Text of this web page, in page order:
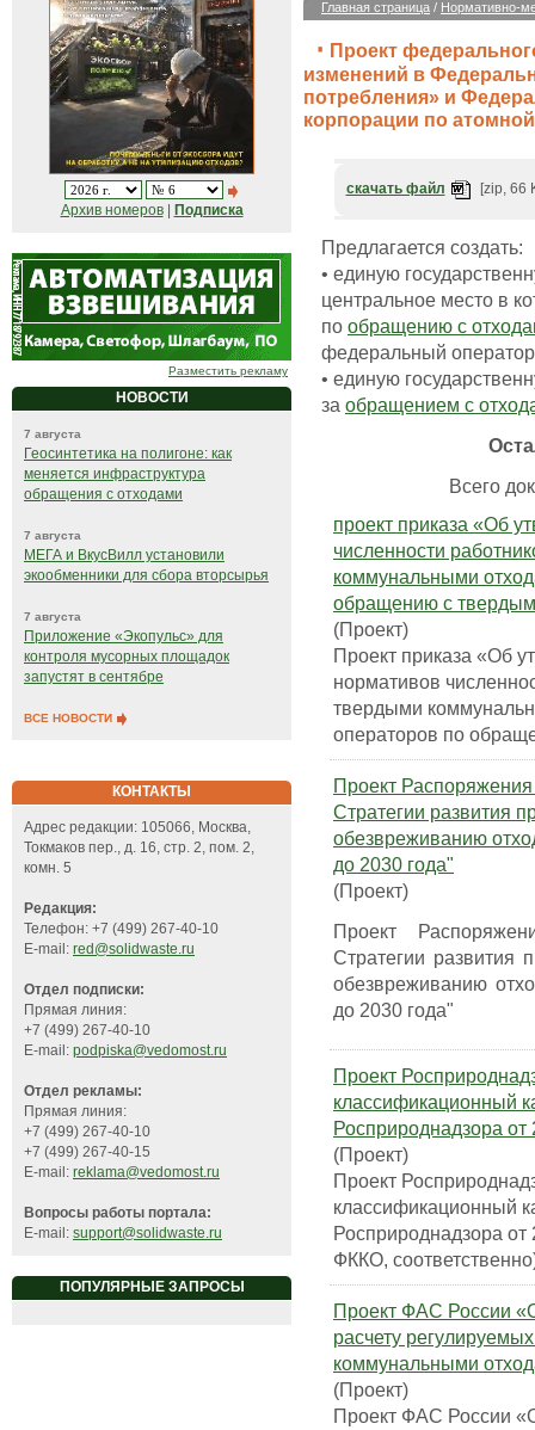
Архив номеров| Подписка
Разместить рекламу
НОВОСТИ
7 августа
Геосинтетика на полигоне: как
меняется инфраструктура
обращения с отходами
7 августа
МЕГА и ВкусВилл установили
экообменники для сбора вторсырья
7 августа
Приложение «Экопульс» для
контроля мусорных площадок
запустят в сентябре
ВСЕ НОВОСТИ
КОНТАКТЫ
Адрес редакции: 105066, Москва,
Токмаков пер., д. 16, стр. 2, пом. 2,
комн. 5
Редакция:
Телефон: +7 (499) 267-40-10
E-mail: red@solidwaste.ru
Отдел подписки:
Прямая линия:
+7 (499) 267-40-10
E-mail: podpiska@vedomost.ru
Отдел рекламы:
Прямая линия:
+7 (499) 267-40-10
+7 (499) 267-40-15
E-mail: reklama@vedomost.ru
Вопросы работы портала:
E-mail: support@solidwaste.ru
ПОПУЛЯРНЫЕ ЗАПРОСЫ
Главная страница / Нормативно-
Проект
изменений в
потребления» и
корпорации по
скачать файл [zip, 66
Предлагается создать:
• единую
центральное место в
по обращению с
федеральный
• единую
за обращением с
Всего
проект приказа «Об
численности
коммунальными
обращению с
(Проект)
Проект приказа «Об
нормативов
твердыми
операторов по
Проект
Стратегии развития
обезвреживанию
до 2030 года"
(Проект)
Проект
Стратегии развития
обезвреживанию
до 2030 года"
Проект
классификационный
Росприроднадзора
(Проект)
Проект
классификационный
Росприроднадзора
ФККО,
Проект ФАС России
расчету
коммунальными
(Проект)
Проект ФАС России